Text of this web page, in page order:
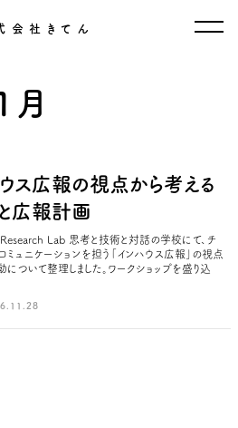
会社きてん
ス広報の視点から考える
広報計画
Lab 思考と技術と対話の学校にて、チ
ミュニケーションを担う「インハウス広報」の視点
について整理しました。ワークショップを盛り込